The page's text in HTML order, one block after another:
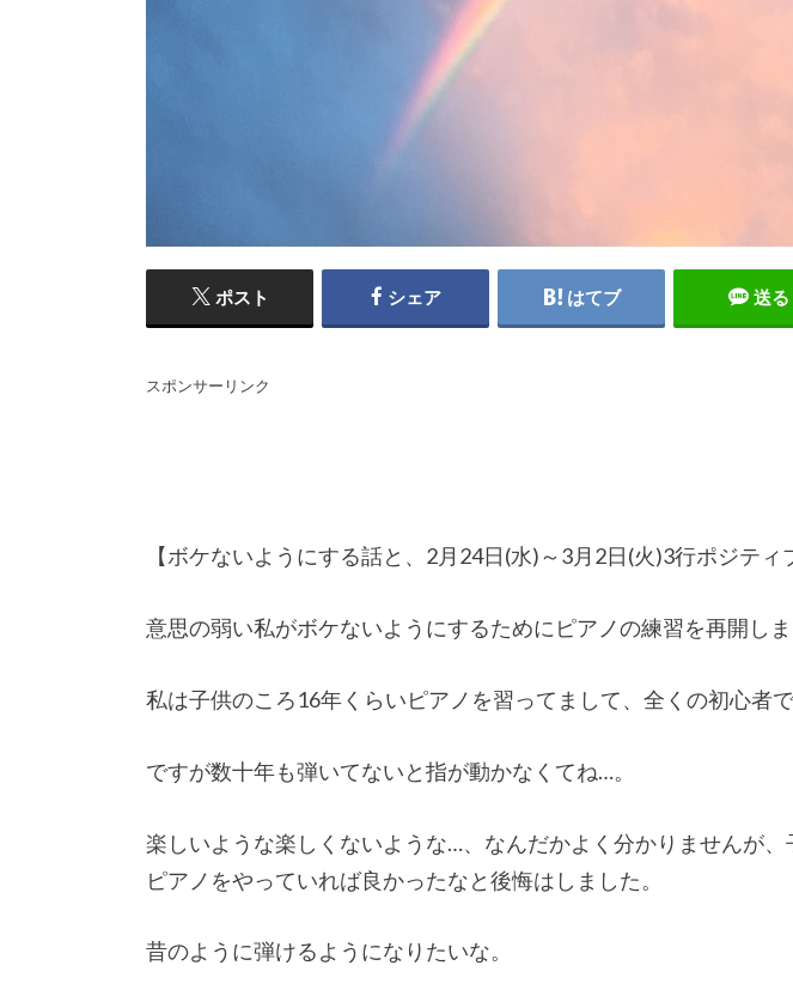
ポスト シェア はてブ 送る
スポンサーリンク
【ボケないようにする話と、2月24日(水)～3月2日(火)3行ポジティ
意思の弱い私がボケないようにするためにピアノの練習を再開しま
私は子供のころ16年くらいピアノを習ってまして、全くの初心者で
ですが数十年も弾いてないと指が動かなくてね…。
楽しいような楽しくないような…、なんだかよく分かりませんが、
ピアノをやっていれば良かったなと後悔はしました。
昔のように弾けるようになりたいな。